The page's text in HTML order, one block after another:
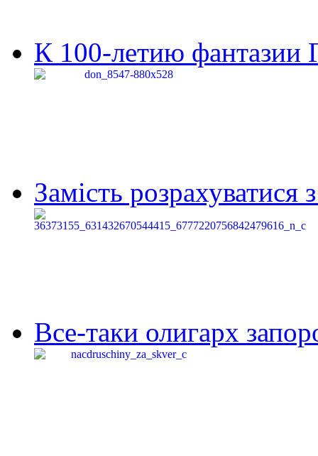
К 100-летию фантазии
Замість
Все-таки олигарх